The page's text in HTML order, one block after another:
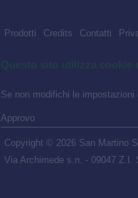
Prodotti Credits Contatti
Se non modifichi le
Approvo
Copyright © 2026 San Martino
Via Archimede s.n. - 09047 Z.I.